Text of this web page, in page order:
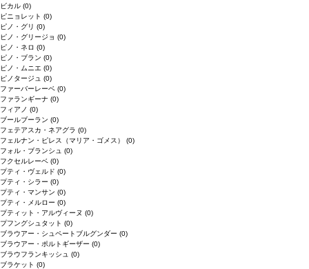
ビカル (0)
ピニョレット (0)
ピノ・グリ (0)
ピノ・グリージョ (0)
ピノ・ネロ (0)
ピノ・ブラン (0)
ピノ・ムニエ (0)
ピノタージュ (0)
ファーバーレーベ (0)
ファランギーナ (0)
フィアノ (0)
ブールブーラン (0)
フェテアスカ・ネアグラ (0)
フェルナン・ピレス（マリア・ゴメス） (0)
フォル・ブランシュ (0)
フクセルレーベ (0)
プティ・ヴェルド (0)
プティ・シラー (0)
プティ・マンサン (0)
プティ・メルロー (0)
プティット・アルヴィーヌ (0)
プフングシュタット (0)
ブラウアー・シュペートブルグンダー (0)
ブラウアー・ポルトギーザー (0)
ブラウフランキッシュ (0)
ブラケット (0)